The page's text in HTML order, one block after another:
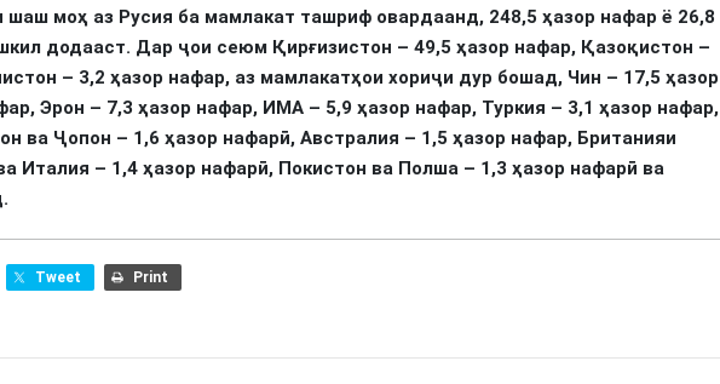
моҳ аз Русия ба мамлакат ташриф овардаанд, 248,5 ҳазор нафар ё 26,8
додааст. Дар ҷои сеюм Қирғизистон – 49,5 ҳазор нафар, Қазоқистон –
– 3,2 ҳазор нафар, аз мамлакатҳои хориҷи дур бошад, Чин – 17,5 ҳазор
Эрон – 7,3 ҳазор нафар, ИМА – 5,9 ҳазор нафар, Туркия – 3,1 ҳазор нафар,
ва Ҷопон – 1,6 ҳазор нафарӣ, Австралия – 1,5 ҳазор нафар, Британияи
Италия – 1,4 ҳазор нафарӣ, Покистон ва Полша – 1,3 ҳазор нафарӣ ва
Tweet Print